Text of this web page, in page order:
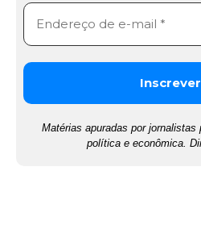
Matérias apuradas por jornalistas
política e econômica.